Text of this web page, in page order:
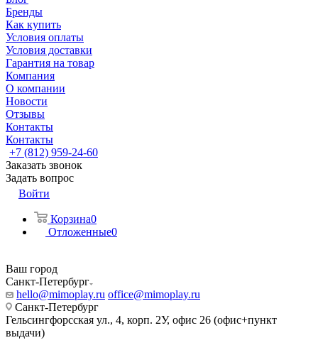
Бренды
Как купить
Условия оплаты
Условия доставки
Гарантия на товар
Компания
О компании
Новости
Отзывы
Контакты
Контакты
+7 (812) 959-24-60
Заказать звонок
Задать вопрос
Войти
Корзина0
Отложенные0
Ваш город
Санкт-Петербург
hello@mimoplay.ru office@mimoplay.ru
Санкт-Петербург
Гельсингфорсская ул., 4, корп. 2У, офис 26 (офис+пункт
выдачи)